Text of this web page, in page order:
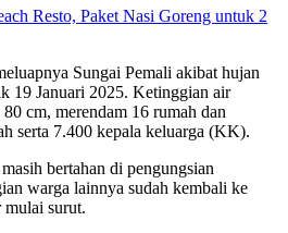
Resto, Paket Nasi Goreng untuk 2
Sungai Pemali akibat hujan
19 Januari 2025. Ketinggian air
cm, merendam 16 rumah dan
serta 7.400 kepala keluarga (KK).
bertahan di pengungsian
warga lainnya sudah kembali ke
mulai surut.